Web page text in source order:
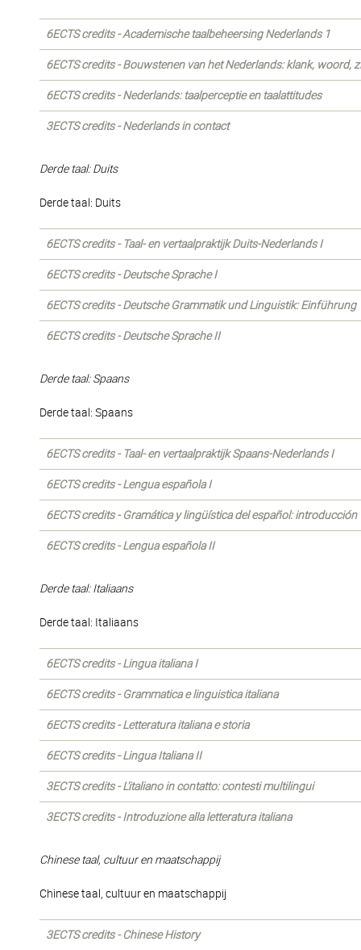
6ECTS credits - Academische taalbeheersing Nederlands 1
6ECTS credits - Bouwstenen van het Nederlands: klank, woord,
6ECTS credits - Nederlands: taalperceptie en taalattitudes
3ECTS credits - Nederlands in contact
Derde taal: Duits
Derde taal: Duits
6ECTS credits - Taal- en vertaalpraktijk Duits-Nederlands I
6ECTS credits - Deutsche Sprache I
6ECTS credits - Deutsche Grammatik und Linguistik: Einführung
6ECTS credits - Deutsche Sprache II
Derde taal: Spaans
Derde taal: Spaans
6ECTS credits - Taal- en vertaalpraktijk Spaans-Nederlands I
6ECTS credits - Lengua española I
6ECTS credits - Gramática y lingüística del español: introducción
6ECTS credits - Lengua española II
Derde taal: Italiaans
Derde taal: Italiaans
6ECTS credits - Lingua italiana I
6ECTS credits - Grammatica e linguistica italiana
6ECTS credits - Letteratura italiana e storia
6ECTS credits - Lingua Italiana II
3ECTS credits - L'italiano in contatto: contesti multilingui
3ECTS credits - Introduzione alla letteratura italiana
Chinese taal, cultuur en maatschappij
Chinese taal, cultuur en maatschappij
3ECTS credits - Chinese History